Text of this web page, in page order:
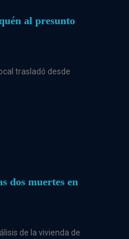
al presunto
trasladó desde
dos muertes en
de la vivienda de